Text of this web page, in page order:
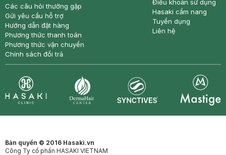
Các câu hỏi thường gặp
Gửi yêu cầu hỗ trợ
Hướng dẫn đặt hàng
Phương thức thanh toán
Phương thức vận chuyển
Chính sách đổi trả
Điều khoản sử dụng
Hasaki cẩm nang
Tuyển dụng
Liên hệ
Bản quyền © 2016 Hasaki.vn
Công Ty cổ phần HASAKI VIETNAM